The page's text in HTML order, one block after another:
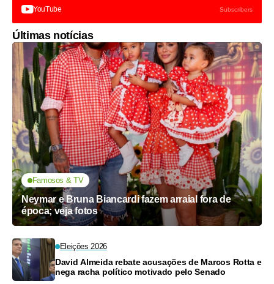
YouTube Subscribers
Últimas notícias
Famosos & TV
Neymar e Bruna Biancardi fazem arraial fora de
época; veja fotos
Eleições 2026
David Almeida rebate acusações de Marcos Rotta e
nega racha político motivado pelo Senado